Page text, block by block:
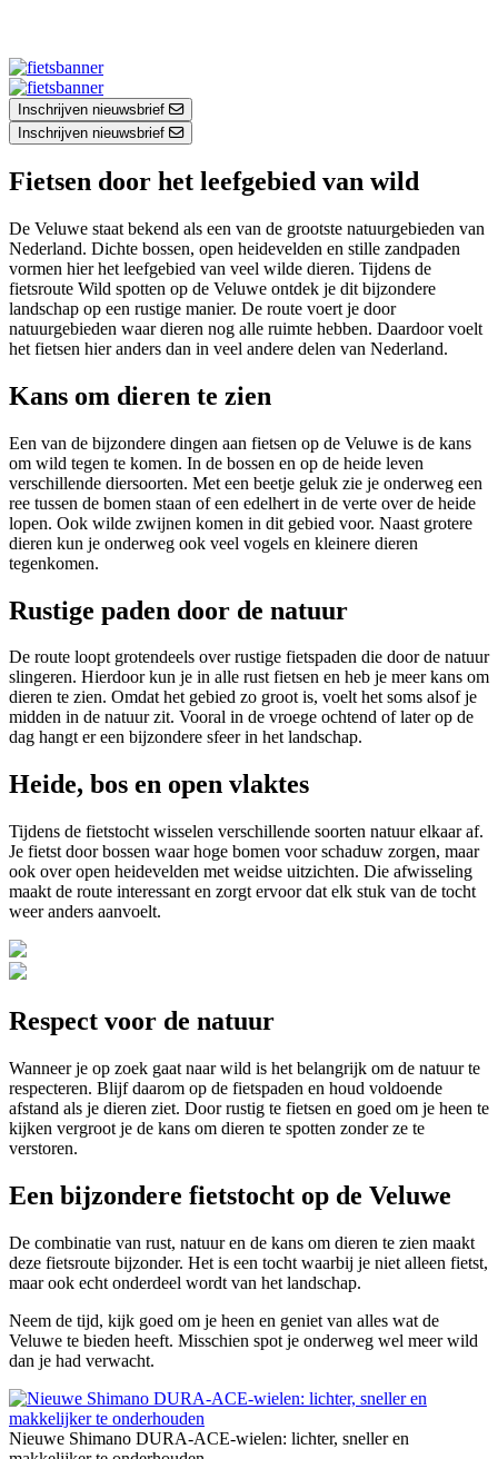
Inschrijven nieuwsbrief
Inschrijven nieuwsbrief
Fietsen door het leefgebied van wild
De Veluwe staat bekend als een van de grootste natuurgebieden van
Nederland. Dichte bossen, open heidevelden en stille zandpaden
vormen hier het leefgebied van veel wilde dieren. Tijdens de
fietsroute Wild spotten op de Veluwe ontdek je dit bijzondere
landschap op een rustige manier. De route voert je door
natuurgebieden waar dieren nog alle ruimte hebben. Daardoor voelt
het fietsen hier anders dan in veel andere delen van Nederland.
Kans om dieren te zien
Een van de bijzondere dingen aan fietsen op de Veluwe is de kans
om wild tegen te komen. In de bossen en op de heide leven
verschillende diersoorten. Met een beetje geluk zie je onderweg een
ree tussen de bomen staan of een edelhert in de verte over de heide
lopen. Ook wilde zwijnen komen in dit gebied voor. Naast grotere
dieren kun je onderweg ook veel vogels en kleinere dieren
tegenkomen.
Rustige paden door de natuur
De route loopt grotendeels over rustige fietspaden die door de natuur
slingeren. Hierdoor kun je in alle rust fietsen en heb je meer kans om
dieren te zien. Omdat het gebied zo groot is, voelt het soms alsof je
midden in de natuur zit. Vooral in de vroege ochtend of later op de
dag hangt er een bijzondere sfeer in het landschap.
Heide, bos en open vlaktes
Tijdens de fietstocht wisselen verschillende soorten natuur elkaar af.
Je fietst door bossen waar hoge bomen voor schaduw zorgen, maar
ook over open heidevelden met weidse uitzichten. Die afwisseling
maakt de route interessant en zorgt ervoor dat elk stuk van de tocht
weer anders aanvoelt.
Respect voor de natuur
Wanneer je op zoek gaat naar wild is het belangrijk om de natuur te
respecteren. Blijf daarom op de fietspaden en houd voldoende
afstand als je dieren ziet. Door rustig te fietsen en goed om je heen te
kijken vergroot je de kans om dieren te spotten zonder ze te
verstoren.
Een bijzondere fietstocht op de Veluwe
De combinatie van rust, natuur en de kans om dieren te zien maakt
deze fietsroute bijzonder. Het is een tocht waarbij je niet alleen fietst,
maar ook echt onderdeel wordt van het landschap.
Neem de tijd, kijk goed om je heen en geniet van alles wat de
Veluwe te bieden heeft. Misschien spot je onderweg wel meer wild
dan je had verwacht.
Nieuwe Shimano DURA-ACE-wielen: lichter, sneller en